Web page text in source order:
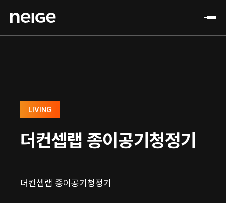
LIVING
더컨셉랩 종이공기청정기
더컨셉랩 종이공기청정기